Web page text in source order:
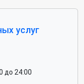
услуг
до 24:00